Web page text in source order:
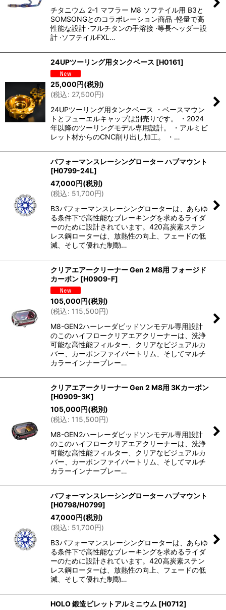
チタニウム 2-1 マフラー M8 ソフテイル用 B3と
SOMSONGとのコラボレーション商品 ·軽量で高
性能な設計 ·フルチタンの手溶接 ·等長ヘッダー設
計 ·ソフテイルFXL…
24UPツーリング用タンクベース [H0161]
25,000円(税別)
(税込: 27,500円)
24UPツーリング用タンクベース ・ベースマウン
トとフューエルキャップは別売りです。 ・2024
年以降のツーリングモデル専用設計。 ・アルミビ
レット材からのCNC削り出し加工。 ・…
パフォーマンスレーシングローター ハブマウント
[H0799-24L]
47,000円(税別)
(税込: 51,700円)
B3パフォーマンスレーシングローターは、あらゆ
る条件下で高性能なブレーキングを求めるライダ
ーのために設計されています。420高炭素ステン
レス鋼ローターは、放熱性の向上、フェードの低
減、そして優れた制動…
クリアエアークリーナー Gen 2 M8用 フォージド
カーボン [H0909-F]
105,000円(税別)
(税込: 115,500円)
M8-GEN2ハーレーダビッドソンモデル専用設計
のこのハイフロークリアエアクリーナーは、洗浄
可能な高性能フィルター、クリアなビジュアルカ
バー、カーボンファイバートリム、そしてマルチ
カラーインナープレー…
クリアエアークリーナー Gen 2 M8用 3Kカーボン
[H0909-3K]
105,000円(税別)
(税込: 115,500円)
M8-GEN2ハーレーダビッドソンモデル専用設計
のこのハイフロークリアエアクリーナーは、洗浄
可能な高性能フィルター、クリアなビジュアルカ
バー、カーボンファイバートリム、そしてマルチ
カラーインナープレー…
パフォーマンスレーシングローター ハブマウント
[H0798/H0799]
47,000円(税別)
(税込: 51,700円)
B3パフォーマンスレーシングローターは、あらゆ
る条件下で高性能なブレーキングを求めるライダ
ーのために設計されています。420高炭素ステン
レス鋼ローターは、放熱性の向上、フェードの低
減、そして優れた制動…
HOLO 鍛造ビレットアルミニウム [H0712]